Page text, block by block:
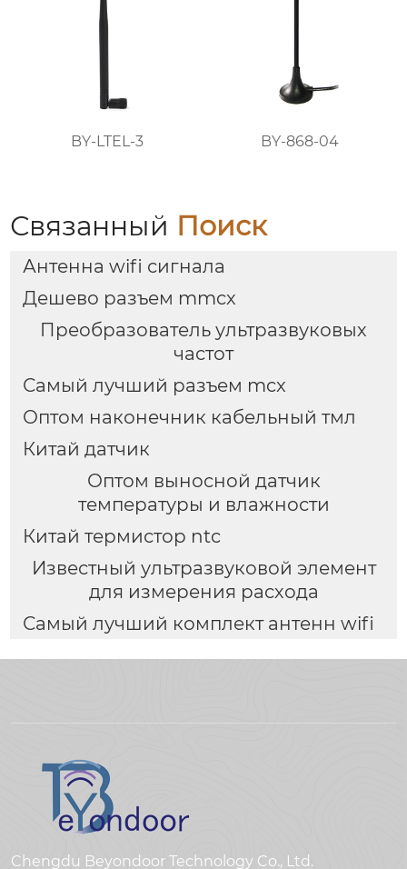
BY-LTEL-3 BY-868-04
Связанный Поиск
Антенна wifi сигнала
Дешево разъем mmcx
Преобразователь ультразвуковых
частот
Самый лучший разъем mcx
Оптом наконечник кабельный тмл
Китай датчик
Оптом выносной датчик
температуры и влажности
Китай термистор ntc
Известный ультразвуковой элемент
для измерения расхода
Самый лучший комплект антенн wifi
Chengdu Beyondoor Technology Co., Ltd.